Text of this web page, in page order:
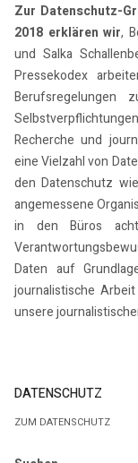
Zur Datenschutz-
2018 erklären wir,
und Salka
Pressekodex
Berufsregelungen
Recherche und
eine Vielzahl von
den Datenschutz
angemessene
in den Büros
Daten auf
journalistische
unsere
DATENSCHUTZ
ZUM DATENSCHUTZ